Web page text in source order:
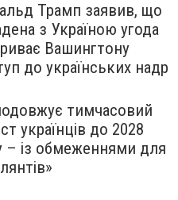
Трамп заявив, що
з Україною угода
Вашингтону
до українських надр
тимчасовий
українців до 2028
– із обмеженнями для